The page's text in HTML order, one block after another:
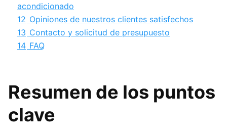
acondicionado
12 Opiniones de nuestros clientes satisfechos
13 Contacto y solicitud de presupuesto
14 FAQ
Resumen de los puntos
clave